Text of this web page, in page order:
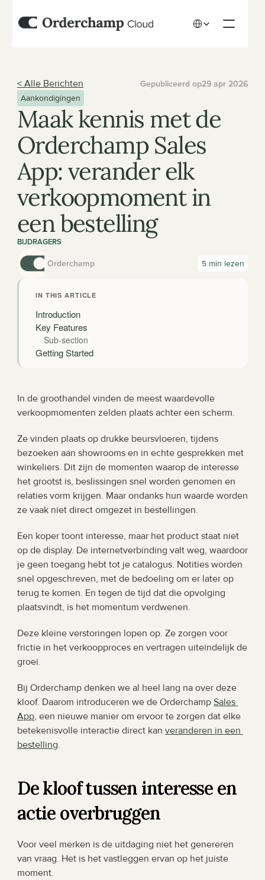
< Alle Berichten Gepubliceerd op29 apr 2026
Aankondigingen
Maak kennis met de
Orderchamp Sales
App: verander elk
verkoopmoment in
een bestelling
BIJDRAGERS
Orderchamp 5 min lezen
IN THIS ARTICLE
Introduction
Key Features
Sub-section
Getting Started
In de groothandel vinden de meest waardevolle
verkoopmomenten zelden plaats achter een scherm.
Ze vinden plaats op drukke beursvloeren, tijdens
bezoeken aan showrooms en in echte gesprekken met
winkeliers. Dit zijn de momenten waarop de interesse
het grootst is, beslissingen snel worden genomen en
relaties vorm krijgen. Maar ondanks hun waarde worden
ze vaak niet direct omgezet in bestellingen.
Een koper toont interesse, maar het product staat niet
op de display. De internetverbinding valt weg, waardoor
je geen toegang hebt tot je catalogus. Notities worden
snel opgeschreven, met de bedoeling om er later op
terug te komen. En tegen de tijd dat die opvolging
plaatsvindt, is het momentum verdwenen.
Deze kleine verstoringen lopen op. Ze zorgen voor
frictie in het verkoopproces en vertragen uiteindelijk de
groei.
Bij Orderchamp denken we al heel lang na over deze
kloof. Daarom introduceren we de Orderchamp Sales
App, een nieuwe manier om ervoor te zorgen dat elke
betekenisvolle interactie direct kan veranderen in een
bestelling.
De kloof tussen interesse en
actie overbruggen
Voor veel merken is de uitdaging niet het genereren
van vraag. Het is het vastleggen ervan op het juiste
moment.